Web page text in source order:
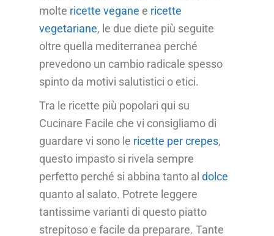
molte ricette vegane e ricette
vegetariane, le due diete più seguite
oltre quella mediterranea perché
prevedono un cambio radicale spesso
spinto da motivi salutistici o etici.
Tra le ricette più popolari qui su
Cucinare Facile che vi consigliamo di
guardare vi sono le ricette per crepes,
questo impasto si rivela sempre
perfetto perché si abbina tanto al dolce
quanto al salato. Potrete leggere
tantissime varianti di questo piatto
strepitoso e facile da preparare. Tante